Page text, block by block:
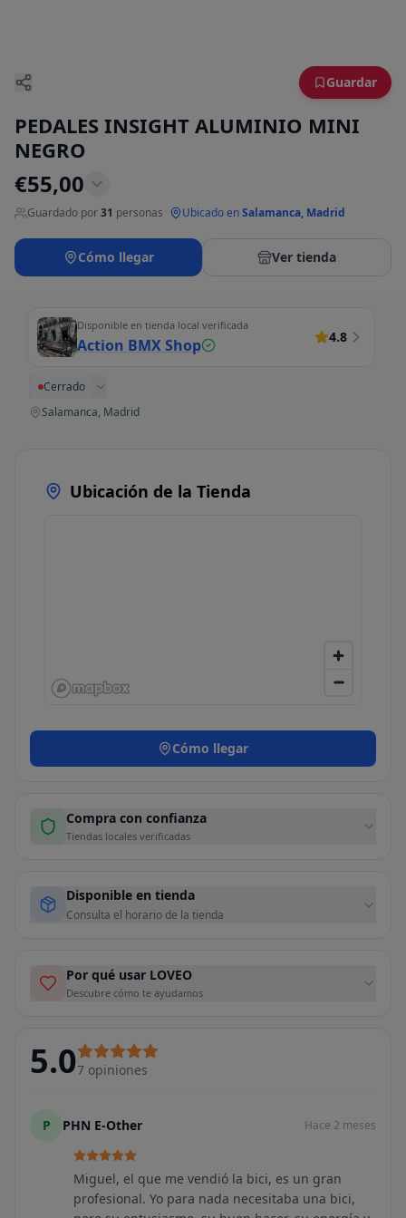
Guardar
PEDALES INSIGHT ALUMINIO MINI
NEGRO
€55,00
Guardado por31 personas Ubicado enSalamanca, Madrid
Cómo llegar Ver tienda
Disponible en tienda local verificada
Action BMX Shop 4.8
Cerrado
Salamanca, Madrid
Ubicación de la Tienda
Cómo llegar
Compra con confianza
Tiendas locales verificadas
Disponible en tienda
Consulta el horario de la tienda
Por qué usar LOVEO
Descubre cómo te ayudamos
5.07 opiniones
P PHN E-Other Hace 2 meses
Miguel, el que me vendió la bici, es un gran
profesional. Yo para nada necesitaba una bici,